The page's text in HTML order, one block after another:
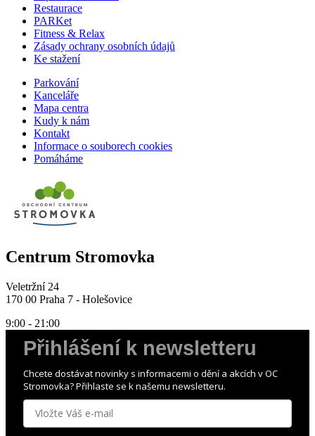
Restaurace
PARKet
Fitness & Relax
Zásady ochrany osobních údajů
Ke stažení
Parkování
Kanceláře
Mapa centra
Kudy k nám
Kontakt
Informace o souborech cookies
Pomáháme
Centrum Stromovka
Veletržní 24
170 00 Praha 7 - Holešovice
9:00 - 21:00
Přihlášení k newsletteru
Chcete dostávat novinky s informacemi o dění a akcích v OC
Stromovka? Přihlaste se k našemu newsletteru.